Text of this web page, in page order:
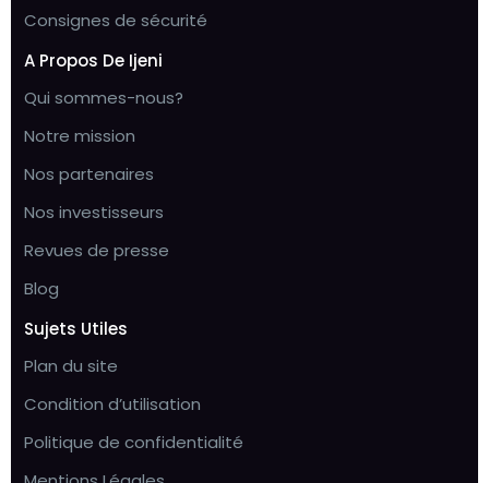
Consignes de sécurité
A Propos De Ijeni
Qui sommes-nous?
Notre mission
Nos partenaires
Nos investisseurs
Revues de presse
Blog
Sujets Utiles
Plan du site
Condition d’utilisation
Politique de confidentialité